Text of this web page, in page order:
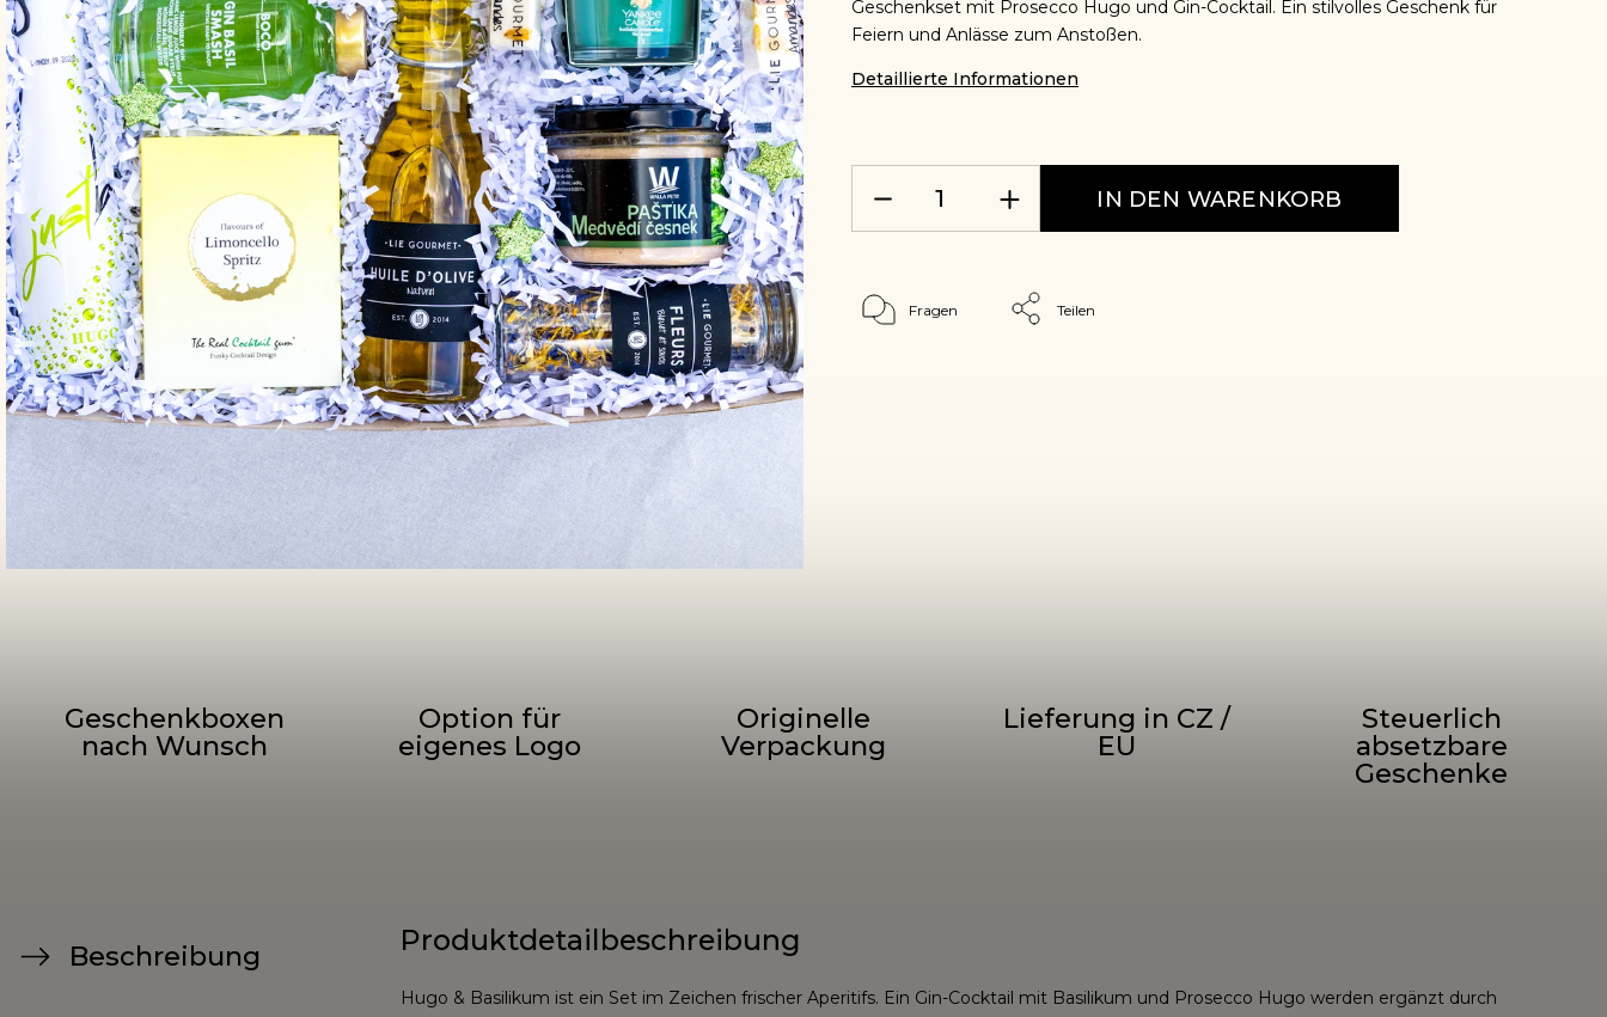
Geschenkset mit Prosecco Hugo und Gin-Cocktail. Ein stilvolles Geschenk für
Feiern und Anlässe zum Anstoßen.
Detaillierte Informationen
IN DEN WARENKORB
Fragen Teilen
Geschenkboxen
nach Wunsch
Option für
eigenes Logo
Originelle
Verpackung
Lieferung in CZ /
EU
Steuerlich
absetzbare
Geschenke
Beschreibung Produktdetailbeschreibung
Hugo & Basilikum ist ein Set im Zeichen frischer Aperitifs. Ein Gin-Cocktail mit Basilikum und Prosecco Hugo werden ergänzt durch